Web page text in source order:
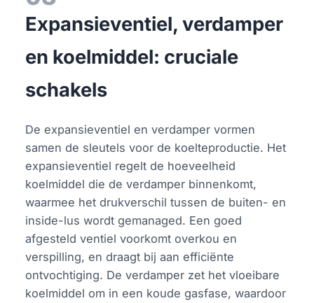
Expansieventiel, verdamper
en koelmiddel: cruciale
schakels
De expansieventiel en verdamper vormen
samen de sleutels voor de koelteproductie. Het
expansieventiel regelt de hoeveelheid
koelmiddel die de verdamper binnenkomt,
waarmee het drukverschil tussen de buiten- en
inside-lus wordt gemanaged. Een goed
afgesteld ventiel voorkomt overkou en
verspilling, en draagt bij aan efficiënte
ontvochtiging. De verdamper zet het vloeibare
koelmiddel om in een koude gasfase, waardoor